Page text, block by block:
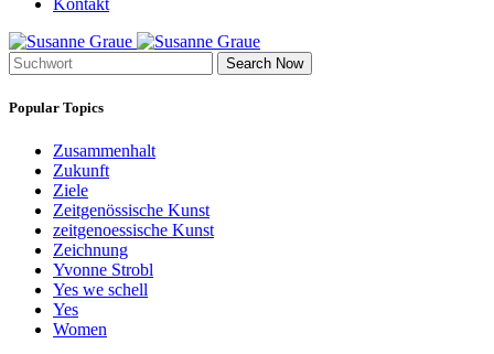
Search Now
Popular Topics
Zusammenhalt
Zukunft
Ziele
Zeitgenössische Kunst
zeitgenoessische Kunst
Zeichnung
Yvonne Strobl
Yes we schell
Yes
Women